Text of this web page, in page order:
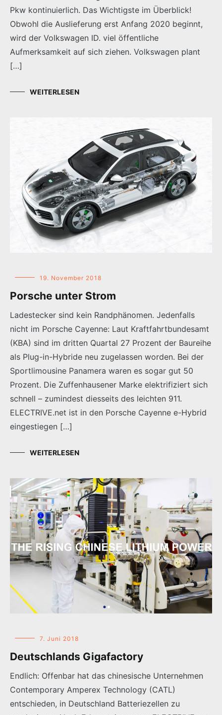
Pkw kontinuierlich. Das Wichtigste im Überblick!
Obwohl die Auslieferung erst Anfang 2020 beginnt,
wird der Volkswagen ID. viel öffentliche
Aufmerksamkeit auf sich ziehen. Volkswagen plant
[…]
WEITERLESEN
19. November 2018
Porsche unter Strom
Ladestecker sind kein Randphänomen. Jedenfalls
nicht im Porsche Cayenne: Laut Kraftfahrtbundesamt
(KBA) sind im dritten Quartal 27 Prozent der Baureihe
als Plug-in-Hybride neu zugelassen worden. Bei der
Sportlimousine Panamera waren es sogar gut 50
Prozent. Die Zuffenhausener Marke elektrifiziert sich
schnell – zumindest diesseits des leichten 911.
ELECTRIVE.net ist in den Porsche Cayenne e-Hybrid
eingestiegen […]
WEITERLESEN
7. Juni 2018
Deutschlands Gigafactory
Endlich: Offenbar hat das chinesische Unternehmen
Contemporary Amperex Technology (CATL)
entschieden, in Deutschland Batteriezellen zu